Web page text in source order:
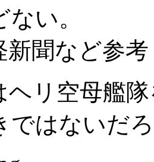
い。
新聞など参考
ヘリ空母艦
ではないだ